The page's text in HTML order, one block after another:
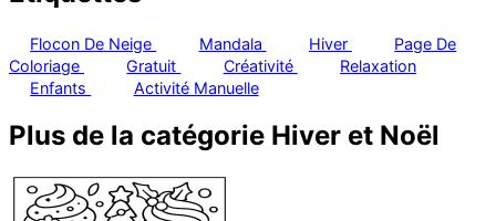
Flocon De Neige Mandala Hiver
Page De
Coloriage
Gratuit Créativité
Relaxation
Enfants
Activité Manuelle
Plus de la catégorie Hiver et Noël